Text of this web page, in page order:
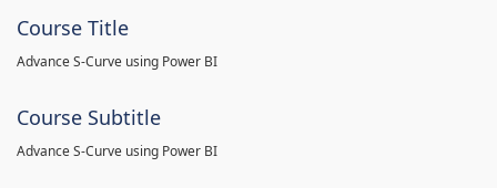
Course Title
Advance S-Curve using Power BI
Course Subtitle
Advance S-Curve using Power BI